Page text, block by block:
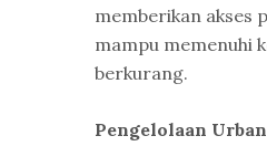
memberikan akses
mampu memenuhi
berkurang.
Pengelolaan